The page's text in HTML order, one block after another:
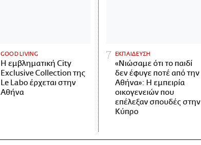
GOOD LIVING
Η εμβληματική City
Exclusive Collection της
Le Labo έρχεται στην
Αθήνα
ΕΚΠΑΙΔΕΥΣΗ
«Νιώσαμε ότι το παιδί
δεν έφυγε ποτέ από την
Αθήνα»: Η εμπειρία
οικογενειών που
επέλεξαν σπουδές στην
Κύπρο